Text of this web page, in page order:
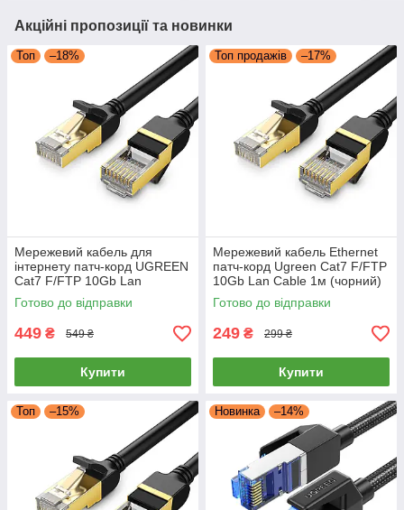
Акційні пропозиції та новинки
Топ –18%
Мережевий кабель для
інтернету патч-корд UGREEN
Cat7 F/FTP 10Gb Lan
Ethernet Cable 5м (чорний)
NW107
Готово до відправки
449 ₴ 549 ₴
Купити
Топ продажів –17%
Мережевий кабель Ethernet
патч-корд Ugreen Cat7 F/FTP
10Gb Lan Cable 1м (чорний)
NW107
Готово до відправки
249 ₴ 299 ₴
Купити
Топ –15% Новинка –14%